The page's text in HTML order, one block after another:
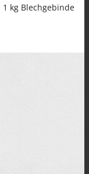
1 kg Blechgebinde